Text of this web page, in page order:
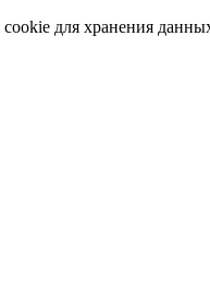
cookie для хранения